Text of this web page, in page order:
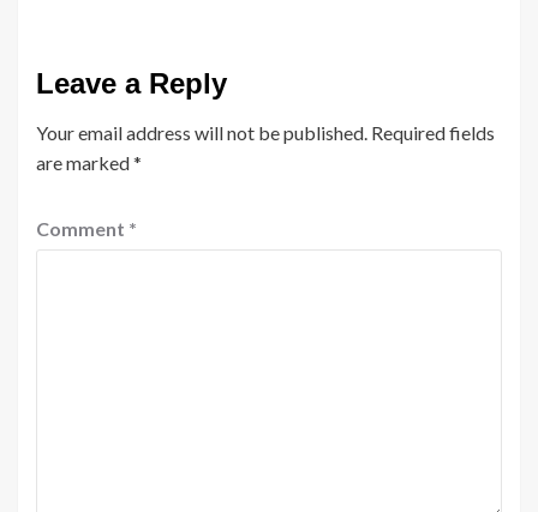
Leave a Reply
Your email address will not be published. Required fields
are marked*
Comment *